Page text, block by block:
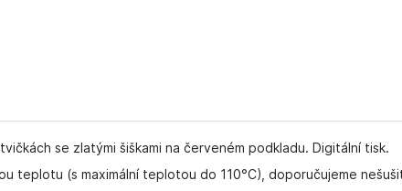
se zlatými šiškami na červeném podkladu. Digitální tisk.
teplotu (s maximální teplotou do 110°C), doporučujeme